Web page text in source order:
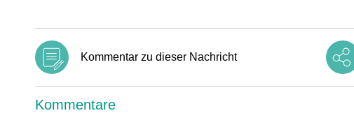
Kommentar zu dieser Nachricht
Kommentare